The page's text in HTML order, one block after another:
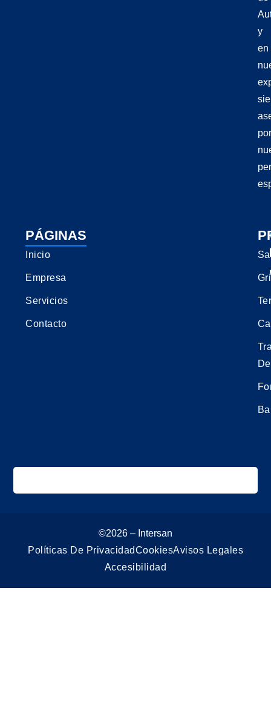
y
en
por
PÁGINAS
Inicio
Empresa
Servicios
Contacto
©2026 – Intersan
Políticas De PrivacidadCookiesAvisos Legales
Accesibilidad